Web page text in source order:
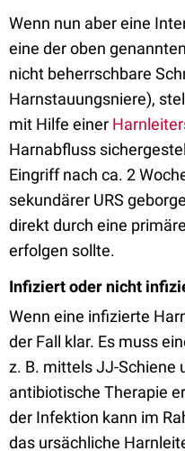
Wenn nun aber eine
eine der oben
nicht beherrschbare
Harnstauungsniere),
mit Hilfe einer
Harnabfluss
Eingriff nach ca. 2
sekundärer URS
direkt durch eine
erfolgen sollte.
Infiziert oder nicht
Wenn eine infizierte
der Fall klar. Es muss
z. B. mittels JJ-Schiene
antibiotische Therapie
der Infektion kann im
das ursächliche